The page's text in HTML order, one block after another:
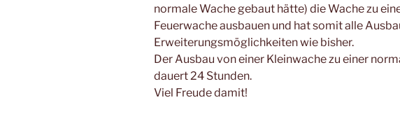
normale Wache gebaut hätte) die Wache zu
Feuerwache ausbauen und hat somit alle
Erweiterungsmöglichkeiten wie bisher.
Der Ausbau von einer Kleinwache zu einer
dauert 24 Stunden.
Viel Freude damit!